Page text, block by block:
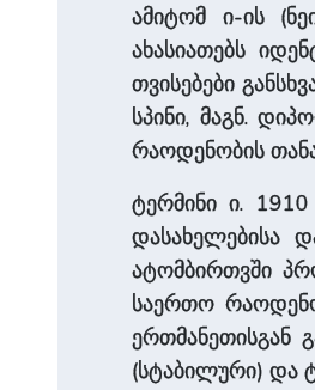
ამიტომ ი-ის
ახასიათებს
თვისებები
სპინი, მაგნ.
რაოდენობის
ტერმინი ი.
დასახელებისა
ატომბირთვში
საერთო
ერთმანეთისგან
(სტაბილური) და